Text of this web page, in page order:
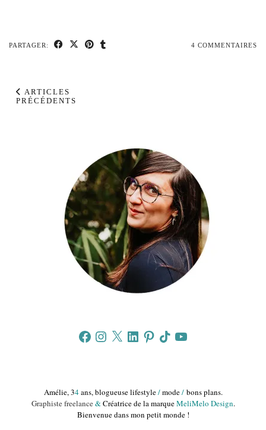
PARTAGER: 4 COMMENTAIRES
ARTICLES
PRÉCÉDENTS
FacebookInstagram
X LinkedInPinterestTikTokYouTube
Amélie, 34ans, blogueuse lifestyle/mode/bons plans.
Graphiste freelance&Créatrice de la marqueMeliMelo Design.
Bienvenue dans mon petit monde !